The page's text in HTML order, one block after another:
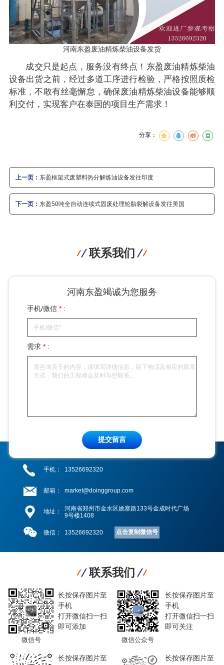
河南东盈废油精炼柴油设备发货
成交只是起点，服务没有终点！东盈废油精炼柴油
设备出货之前，经过多道工序进行检验，严格按照质检
标准，不敢有丝毫懈怠，确保废油精炼柴油设备能够顺
利交付，实现客户在泰国的项目生产需求！
分享：
上一页： 东盈框架式废塑料热分解炼油设备发往印度
下一页： 东盈50吨全自动连续式固废处理轮胎裂解设备发往美国
联系我们
河南东盈竭诚为您服务
手机/微信* :
需求* :
提交留言
手机： 13526692320
邮箱： market@doinggroup.com
地址：
河南省郑州市金水区姚寨路133号金成时代广场
9号楼1408
微信： 13526692320 点击复制微信号
联系我们
微信号
长按保存图片至
手机
打开微信扫一扫
即可添加
微信公众号
长按保存图片至
手机
打开微信扫一扫
即可关注
长按保存图片至
长按保存图片至